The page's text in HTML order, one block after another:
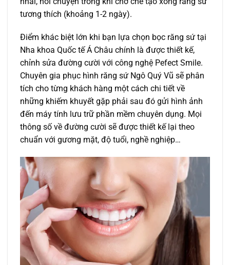
tương thích (khoảng 1-2 ngày).
Điểm khác biệt lớn khi bạn lựa chọn bọc răng sứ tại
Nha khoa Quốc tế Á Châu chính là được thiết kế,
chỉnh sửa đường cười với công nghệ Pefect Smile.
Chuyên gia phục hình răng sứ Ngô Quý Vũ sẽ phân
tích cho từng khách hàng một cách chi tiết về
những khiếm khuyết gặp phải sau đó gửi hình ảnh
đến máy tính lưu trữ phần mềm chuyên dụng. Mọi
thông số về đường cười sẽ được thiết kế lại theo
chuẩn với gương mặt, độ tuổi, nghề nghiệp…